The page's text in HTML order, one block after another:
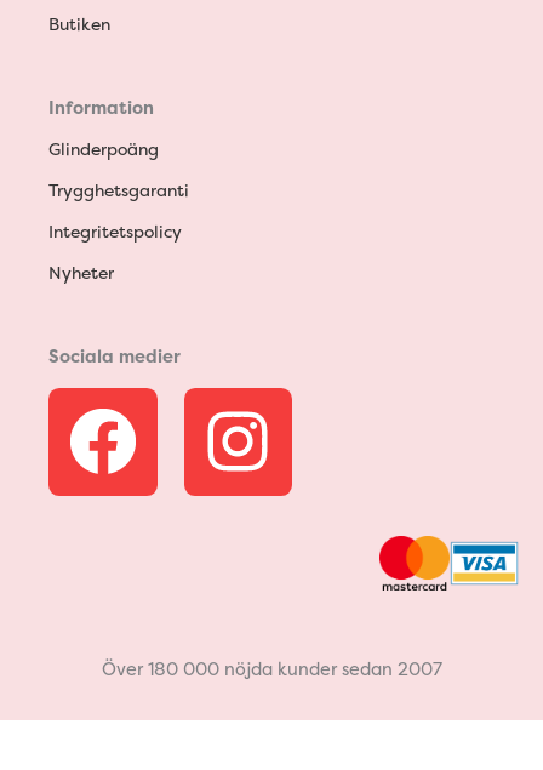
Butiken
Information
Glinderpoäng
Trygghetsgaranti
Integritetspolicy
Nyheter
Sociala medier
F
a
b
o
I
n
a
g
Över 180 000 nöjda kunder sedan 2007